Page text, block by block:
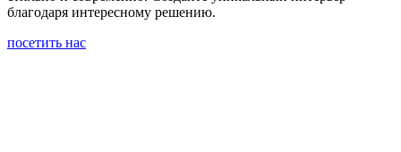
благодаря интересному решению.
посетить нас